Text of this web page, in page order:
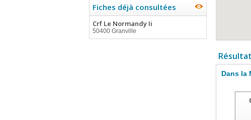
Fiches déjà consultées
Crf Le Normandy Ii
50400 Granville
Dans la